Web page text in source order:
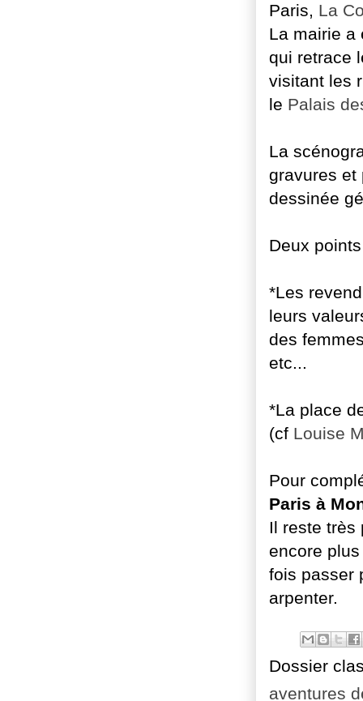
Paris, La
La mairie a
qui retrace
visitant les
le Palais
La
gravures et
dessinée
Deux
*Les
leurs
des
etc...
*La place
(cf Louise
Pour
Paris à
Il reste très
encore
fois passer
arpenter.
Dossier
aventures